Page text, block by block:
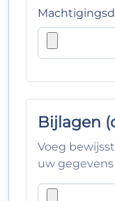
Bijlagen
Voeg
uw